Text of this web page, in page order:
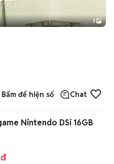
+2
7
Bấm để hiện số Chat
Nintendo DSi 16GB